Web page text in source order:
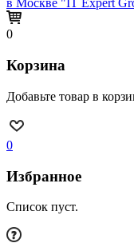
в Москве "IT Expert
0
Корзина
Добавьте товар в
0
Избранное
Список пуст.